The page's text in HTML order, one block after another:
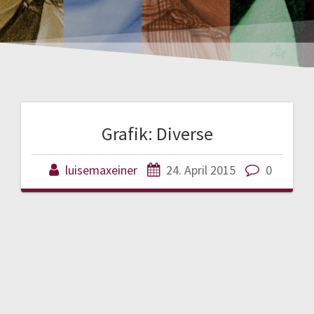
Grafik: Diverse
luisemaxeiner 24. April 2015 0